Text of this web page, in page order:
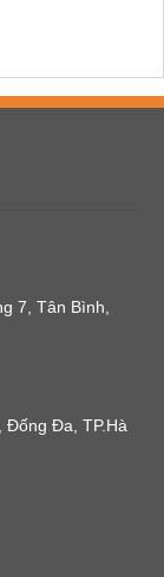
7, Tân Bình,
Đống Đa, TP.Hà